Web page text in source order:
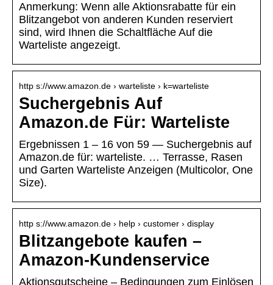
Anmerkung: Wenn alle Aktionsrabatte für ein
Blitzangebot von anderen Kunden reserviert
sind, wird Ihnen die Schaltfläche Auf die
Warteliste angezeigt.
http s://www.amazon.de › warteliste › k=warteliste
Suchergebnis Auf
Amazon.de Für: Warteliste
Ergebnissen 1 – 16 von 59 — Suchergebnis auf
Amazon.de für: warteliste. … Terrasse, Rasen
und Garten Warteliste Anzeigen (Multicolor, One
Size).
http s://www.amazon.de › help › customer › display
Blitzangebote kaufen –
Amazon-Kundenservice
Aktionsgutscheine – Bedingungen zum Einlösen